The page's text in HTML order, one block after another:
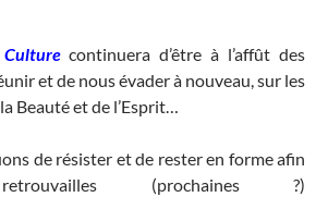
continuera d’être à l’affût des
et de nous évader à nouveau, sur les
Beauté et de l’Esprit…
de résister et de rester en forme afin
(prochaines ?)